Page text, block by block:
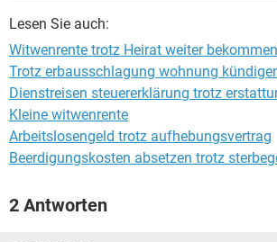
Lesen Sie auch:
Witwenrente trotz Heirat weiter
Trotz erbausschlagung wohnung
Dienstreisen steuererklärung trotz
Kleine witwenrente
Arbeitslosengeld trotz aufhebungsvertrag
Beerdigungskosten absetzen trotz
2 Antworten